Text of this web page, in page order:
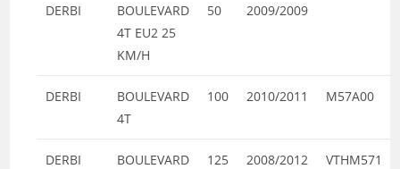
DERBI
BOULEVARD
4T EU2 25
KM/H
50 2009/2009
DERBI
BOULEVARD
4T
100 2010/2011 M57A00
DERBI
BOULEVARD
125 2008/2012 VTHM571